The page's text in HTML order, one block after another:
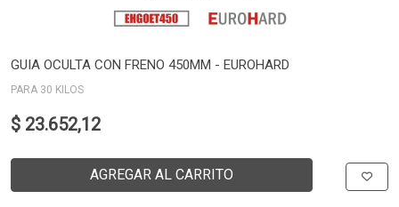
GUIA OCULTA CON FRENO 450MM - EUROHARD
PARA 30 KILOS
$ 23.652,12
AGREGAR AL CARRITO